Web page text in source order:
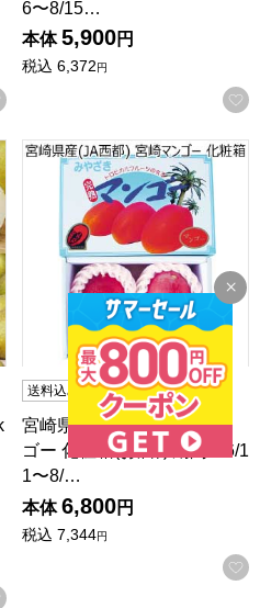
お気に入りに登録する
6〜8/15…
本体 5,900円
税込 6,372円
8〜20玉【お届け期間：8月
お気に入りに登録する
宮崎県産(JA西都) 宮崎マン
送料込み 冷蔵 無包装
宮崎県産(JA西都) 宮崎マン
ゴー 化粧箱(お届け期間：6/1
1〜8/…
本体 6,800円
税込 7,344円